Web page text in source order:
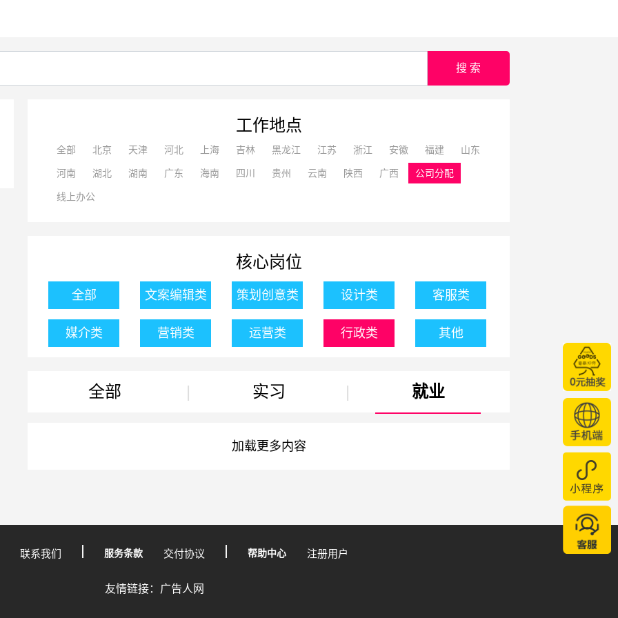
搜 索
工作地点
全部 北京 天津 河北 上海 吉林 黑龙江 江苏 浙江 安徽 福建 山东
河南 湖北 湖南 广东 海南 四川 贵州 云南 陕西 广西 公司分配
线上办公
核心岗位
全部 文案编辑类 策划创意类 设计类 客服类
媒介类 营销类 运营类 行政类 其他
全部 | 实习 | 就业
加载更多内容
联系我们 服务条款 交付协议 帮助中心 注册用户
友情链接：广告人网